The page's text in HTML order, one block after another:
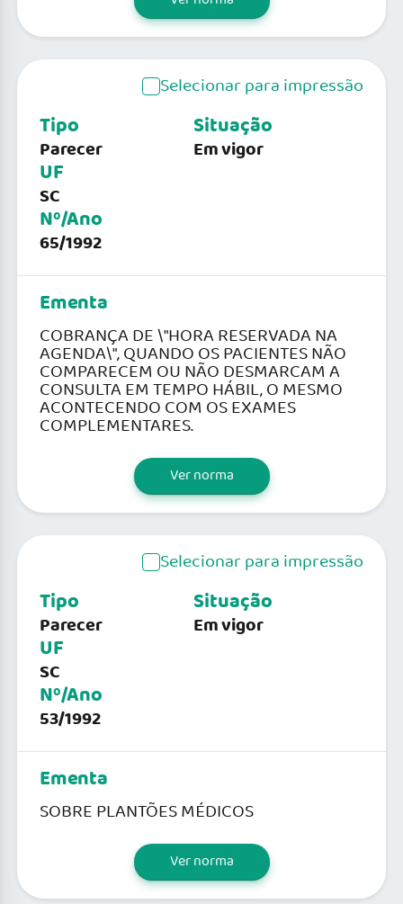
Selecionar para impressão
Tipo
Parecer
UF
SC
Nº/Ano
65/1992
Situação
Em vigor
Ementa
COBRANÇA DE \"HORA RESERVADA NA
AGENDA\", QUANDO OS PACIENTES NÃO
COMPARECEM OU NÃO DESMARCAM A
CONSULTA EM TEMPO HÁBIL, O MESMO
ACONTECENDO COM OS EXAMES
COMPLEMENTARES.
Ver norma
Selecionar para impressão
Tipo
Parecer
UF
SC
Nº/Ano
53/1992
Situação
Em vigor
Ementa
SOBRE PLANTÕES MÉDICOS
Ver norma